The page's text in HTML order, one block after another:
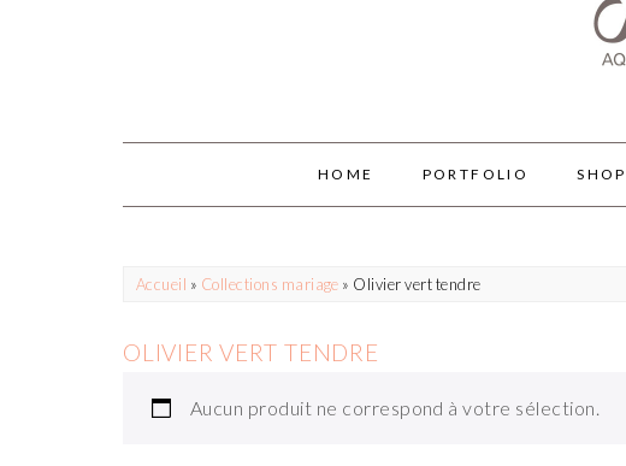
HOME PORTFOLIO SHOP
Accueil » Collections mariage » Olivier vert tendre
OLIVIER VERT TENDRE
Aucun produit ne correspond à votre sélection.